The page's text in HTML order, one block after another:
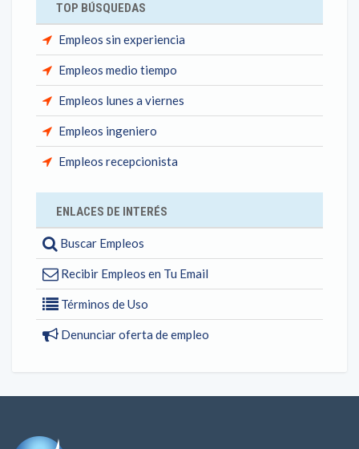
TOP BÚSQUEDAS
Empleos sin experiencia
Empleos medio tiempo
Empleos lunes a viernes
Empleos ingeniero
Empleos recepcionista
ENLACES DE INTERÉS
Buscar Empleos
Recibir Empleos en Tu Email
Términos de Uso
Denunciar oferta de empleo